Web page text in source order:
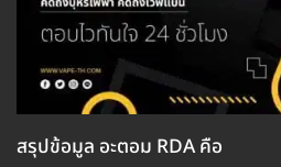
สรุปข้อมูล อะตอม RDA คือ